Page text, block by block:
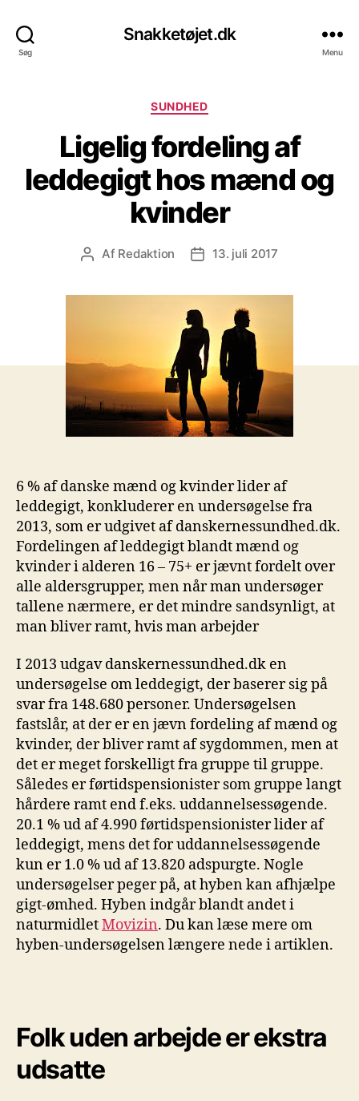
Søg
Snakketøjet.dk
Menu
Kategorier
SUNDHED
Ligelig fordeling af
leddegigt hos mænd og
kvinder
Indlægsforfatter
Af Redaktion Indlægsdato
13. juli 2017
6 % af danske mænd og kvinder lider af
leddegigt, konkluderer en undersøgelse fra
2013, som er udgivet af danskernessundhed.dk.
Fordelingen af leddegigt blandt mænd og
kvinder i alderen 16 – 75+ er jævnt fordelt over
alle aldersgrupper, men når man undersøger
tallene nærmere, er det mindre sandsynligt, at
man bliver ramt, hvis man arbejder
I 2013 udgav danskernessundhed.dk en
undersøgelse om leddegigt, der baserer sig på
svar fra 148.680 personer. Undersøgelsen
fastslår, at der er en jævn fordeling af mænd og
kvinder, der bliver ramt af sygdommen, men at
det er meget forskelligt fra gruppe til gruppe.
Således er førtidspensionister som gruppe langt
hårdere ramt end f.eks. uddannelsessøgende.
20.1 % ud af 4.990 førtidspensionister lider af
leddegigt, mens det for uddannelsessøgende
kun er 1.0 % ud af 13.820 adspurgte. Nogle
undersøgelser peger på, at hyben kan afhjælpe
gigt-ømhed. Hyben indgår blandt andet i
naturmidletMovizin. Du kan læse mere om
hyben-undersøgelsen længere nede i artiklen.
Folk uden arbejde er ekstra
udsatte